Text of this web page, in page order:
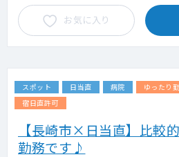
お気に入り
スポット 日当直 病院 ゆったり
宿日直許可
【長崎市×日当直】比較
勤務です♪